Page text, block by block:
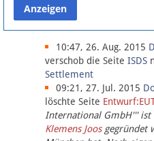
Datenschutz
Über Lobbypedia
Impressum
10:47, 26. Aug. 2015
verschob die Seite ISDS
Settlement
09:21, 27. Jul. 2015
löschte Seite
International GmbH''' ist
Klemens Joosgegründet